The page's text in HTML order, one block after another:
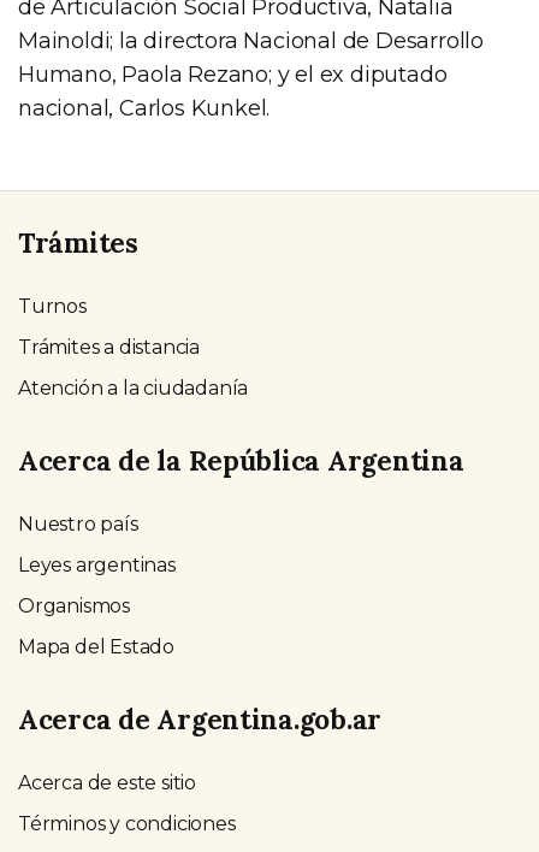
de Articulación Social Productiva, Natalia
Mainoldi; la directora Nacional de Desarrollo
Humano, Paola Rezano; y el ex diputado
nacional, Carlos Kunkel.
Trámites
Turnos
Trámites a distancia
Atención a la ciudadanía
Acerca de la República Argentina
Nuestro país
Leyes argentinas
Organismos
Mapa del Estado
Acerca de Argentina.gob.ar
Acerca de este sitio
Términos y condiciones